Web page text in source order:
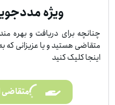
ویژه
چنانچه برای دریافت و بهره
متقاضی هستید و یا عزیزانی که
اینجا کلیک کنید